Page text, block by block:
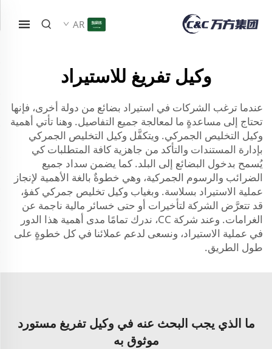
AR
وكيل تفريغ للاستيراد
عندما ترغب الشركات في استيراد بضائع من دولة أخرى، فإنها
تحتاج إلى مساعدةٍ ما لمعالجة جميع التفاصيل. وهنا تأتي أهمية
وكيل التخليص الجمركي. ويتكفَّل وكيل التخليص الجمركي
بإدارة المستندات والتأكد من جاهزية كافة المتطلبات كي
يُسمح بدخول البضائع إلى البلد. كما يضمن سداد جميع
الضرائب والرسوم الجمركية، وهي خطوةٌ بالغة الأهمية لإنجاز
عملية الاستيراد بسلاسة. وبغياب وكيل تخليص جمركي كفؤ،
قد تتعرَّض الشركة لتأخيرات أو حتى خسائر مالية ناجمة عن
الغرامات. وعند شركة CC، ندرك تمامًا مدى أهمية هذا الدور
في عملية الاستيراد، ونسعى لدعم عملائنا في كل خطوةٍ على
طول الطريق.
ما الذي يجب البحث عنه في وكيل تفريغ مستورد
موثوق به